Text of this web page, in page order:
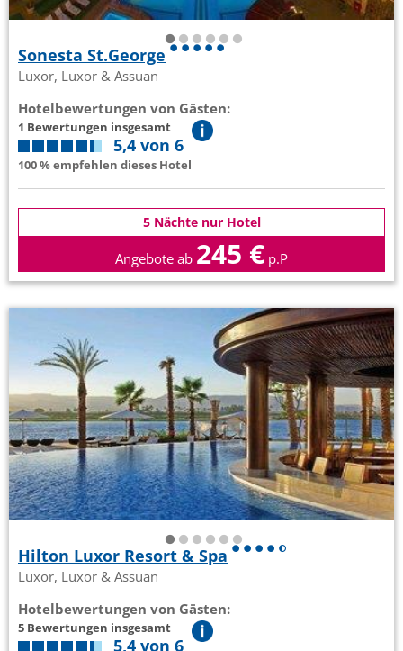
Sonesta St.George
Luxor, Luxor & Assuan
Hotelbewertungen von Gästen:
1 Bewertungen insgesamt
5,4 von 6
100 % empfehlen dieses Hotel
5 Nächte nur Hotel
Angebote ab 245 € p.P
Hilton Luxor Resort & Spa
Luxor, Luxor & Assuan
Hotelbewertungen von Gästen:
5 Bewertungen insgesamt
5,4 von 6